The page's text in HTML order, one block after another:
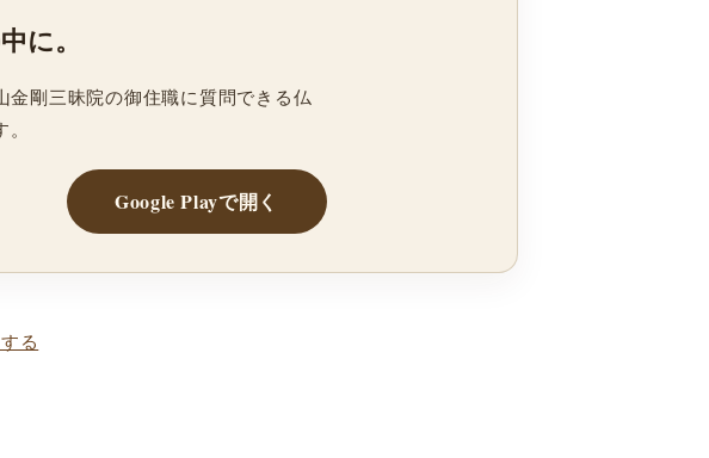
に。
金剛三昧院の御住職に質問できる仏
Google Playで開く
る